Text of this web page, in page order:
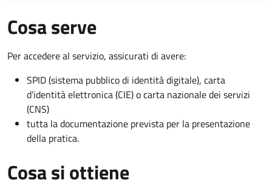
Cosa serve
Per accedere al servizio, assicurati di avere:
SPID (sistema pubblico di identità digitale), carta
d’identità elettronica (CIE) o carta nazionale dei servizi
(CNS)
tutta la documentazione prevista per la presentazione
della pratica.
Cosa si ottiene